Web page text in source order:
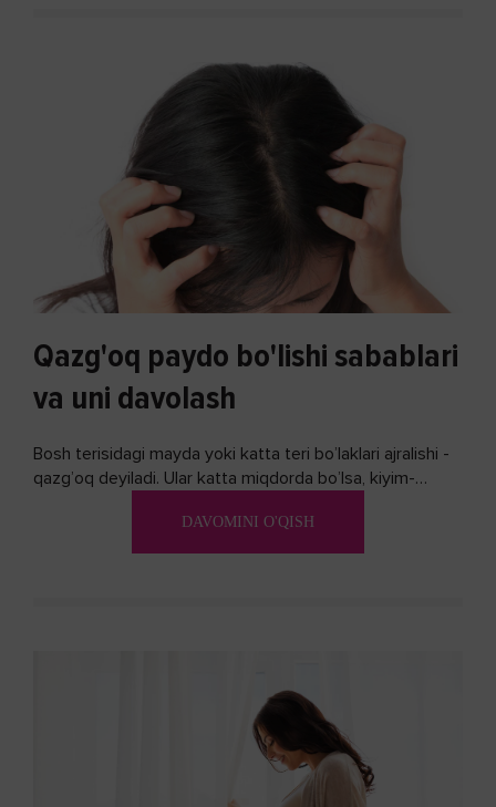
Qazg'oq paydo bo'lishi sabablari
va uni davolash
Bosh terisidagi mayda yoki katta teri bo’laklari ajralishi -
qazg’oq deyiladi. Ular katta miqdorda bo’lsa, kiyim-
DAVOMINI O'QISH